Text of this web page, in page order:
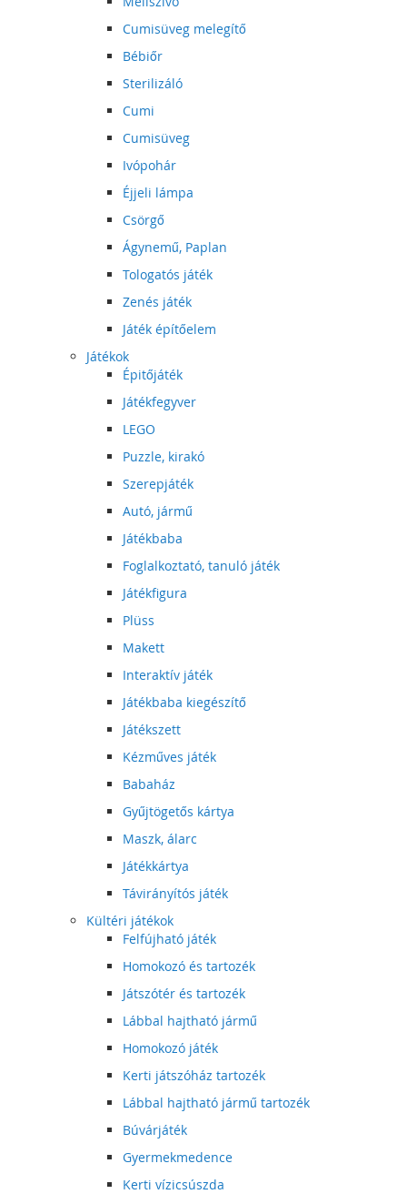
Cumisüveg melegítő
Bébiőr
Sterilizáló
Cumi
Cumisüveg
Ivópohár
Éjjeli lámpa
Csörgő
Ágynemű, Paplan
Tologatós játék
Zenés játék
Játék építőelem
Játékok
Épitőjáték
Játékfegyver
LEGO
Puzzle, kirakó
Szerepjáték
Autó, jármű
Játékbaba
Foglalkoztató, tanuló játék
Játékfigura
Plüss
Makett
Interaktív játék
Játékbaba kiegészítő
Játékszett
Kézműves játék
Babaház
Gyűjtögetős kártya
Maszk, álarc
Játékkártya
Távirányítós játék
Kültéri játékok
Felfújható játék
Homokozó és tartozék
Játszótér és tartozék
Lábbal hajtható jármű
Homokozó játék
Kerti játszóház tartozék
Lábbal hajtható jármű tartozék
Búvárjáték
Gyermekmedence
Kerti vízicsúszda